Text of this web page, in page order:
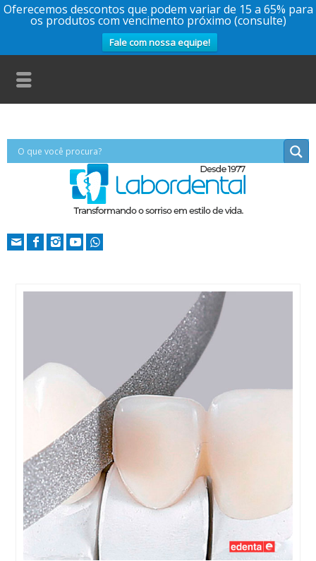
Oferecemos descontos que podem variar de 15 a 65% para
os produtos com vencimento próximo (consulte)
Fale com nossa equipe!